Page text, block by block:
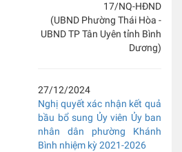
17/NQ-HĐND
(UBND Phường Thái Hòa -
UBND TP Tân Uyên tỉnh Bình
Dương)
27/12/2024
Nghị quyết xác nhận kết quả
bầu bổ sung Ủy viên Ủy ban
nhân dân phường Khánh
Bình nhiệm kỳ 2021-2026